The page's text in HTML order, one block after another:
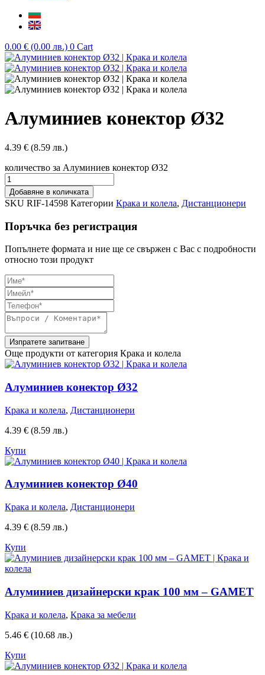
0.00 € (0.00 лв.) 0 Cart
Алуминиев конектор Ø32
4.39 € (8.59 лв.)
количество за Алуминиев конектор Ø32
Добавяне в количката
SKU RIF-14598 Категории Крака и колела, Дистанционери
Поръчка без регистрация
Попълнете формата и ние ще се свържен с Вас с подробности
относно този продукт
Изпратете запитване
Още продукти от категория Крака и колела
Алуминиев конектор Ø32
Крака и колела, Дистанционери
4.39 € (8.59 лв.)
Купи
Алуминиев конектор Ø40
Крака и колела, Дистанционери
4.39 € (8.59 лв.)
Купи
Алуминиев дизайнерски крак 100 мм – GAMET
Крака и колела, Крака за мебели
5.46 € (10.68 лв.)
Купи